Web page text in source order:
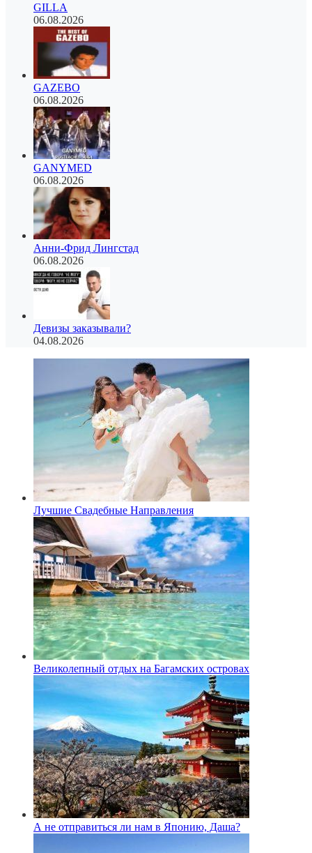
GILLA
06.08.2026
GAZEBO
06.08.2026
GANYMED
06.08.2026
Анни-Фрид Лингстад
06.08.2026
Девизы заказывали?
04.08.2026
Лучшие Свадебные Направления
Великолепный отдых на Багамских островах
А не отправиться ли нам в Японию, Даша?